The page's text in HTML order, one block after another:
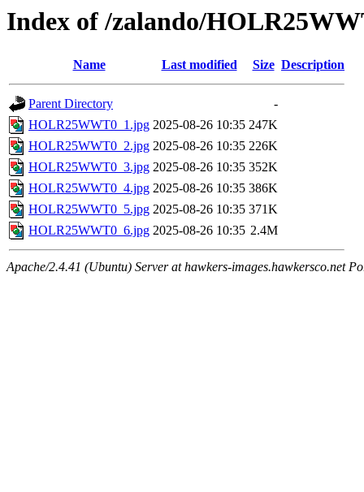
Index of /zalando/
Name Last modified Size Description
Parent Directory
-
HOLR25WWT0_1.jpg 2025-08-26 10:35 247K
HOLR25WWT0_2.jpg 2025-08-26 10:35 226K
HOLR25WWT0_3.jpg 2025-08-26 10:35 352K
HOLR25WWT0_4.jpg 2025-08-26 10:35 386K
HOLR25WWT0_5.jpg 2025-08-26 10:35 371K
HOLR25WWT0_6.jpg 2025-08-26 10:35 2.4M
Apache/2.4.41 (Ubuntu) Server at hawkers-images.hawkersco.net